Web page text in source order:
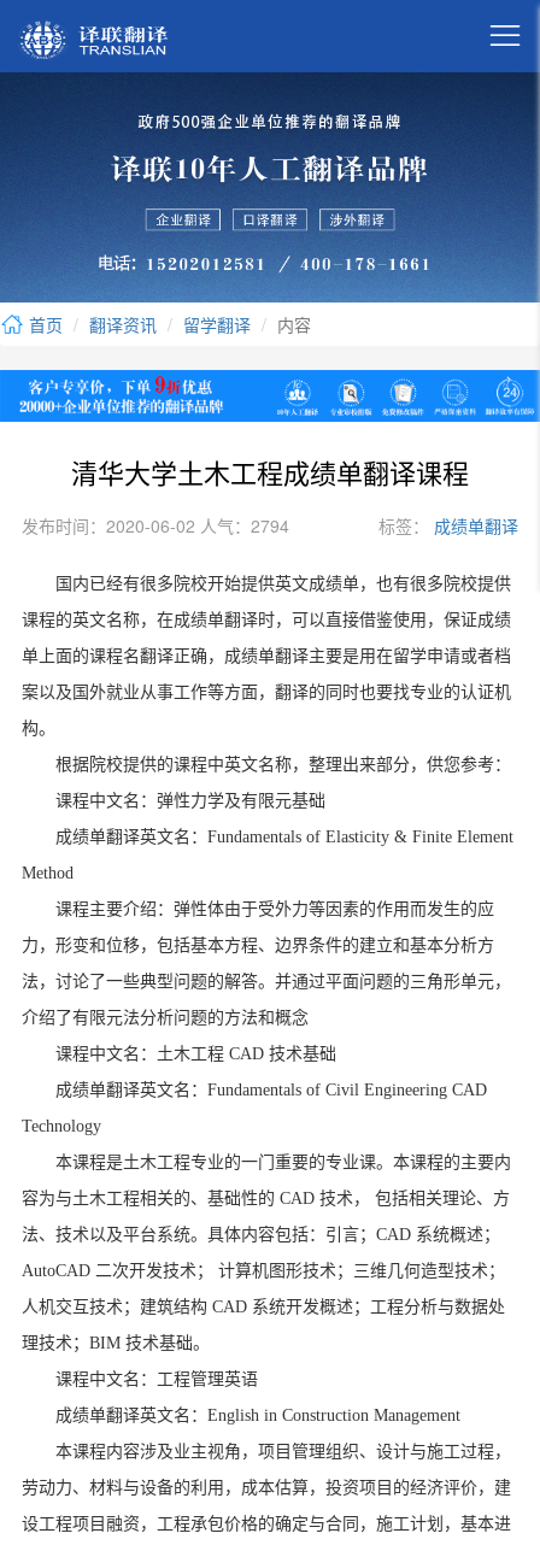

首页 翻译资讯 留学翻译 内容
清华大学土木工程成绩单翻译课程
发布时间：2020-06-02 人气：2794 标签： 成绩单翻译
国内已经有很多院校开始提供英文成绩单，也有很多院校提供
课程的英文名称，在成绩单翻译时，可以直接借鉴使用，保证成绩
单上面的课程名翻译正确，成绩单翻译主要是用在留学申请或者档
案以及国外就业从事工作等方面，翻译的同时也要找专业的认证机
构。
根据院校提供的课程中英文名称，整理出来部分，供您参考：
课程中文名：弹性力学及有限元基础
成绩单翻译英文名：Fundamentals of Elasticity & Finite Element
Method
课程主要介绍：弹性体由于受外力等因素的作用而发生的应
力，形变和位移，包括基本方程、边界条件的建立和基本分析方
法，讨论了一些典型问题的解答。并通过平面问题的三角形单元，
介绍了有限元法分析问题的方法和概念
课程中文名：土木工程 CAD 技术基础
成绩单翻译英文名：Fundamentals of Civil Engineering CAD
Technology
本课程是土木工程专业的一门重要的专业课。本课程的主要内
容为与土木工程相关的、基础性的 CAD 技术， 包括相关理论、方
法、技术以及平台系统。具体内容包括：引言；CAD 系统概述；
AutoCAD 二次开发技术； 计算机图形技术；三维几何造型技术；
人机交互技术；建筑结构 CAD 系统开发概述；工程分析与数据处
理技术；BIM 技术基础。
课程中文名：工程管理英语
成绩单翻译英文名：English in Construction Management
本课程内容涉及业主视角，项目管理组织、设计与施工过程，
劳动力、材料与设备的利用，成本估算，投资项目的经济评价，建
设工程项目融资，工程承包价格的确定与合同，施工计划，基本进